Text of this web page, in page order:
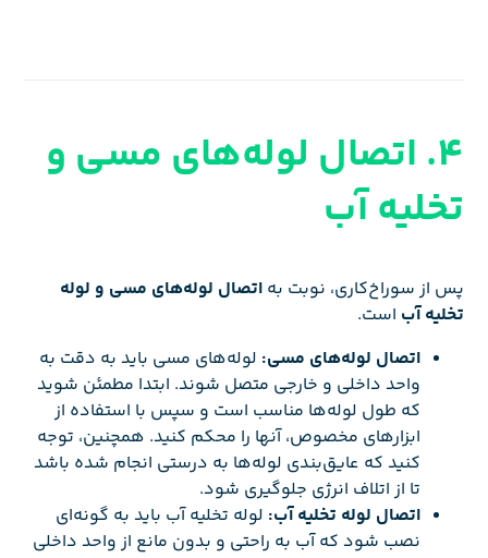
4. اتصال لوله‌های مسی و
تخلیه آب
پس از سوراخ‌کاری، نوبت بهاتصال لوله‌های مسی و لوله
تخلیه آب است.
اتصال لوله‌های مسی: لوله‌های مسی باید به دقت به
واحد داخلی و خارجی متصل شوند. ابتدا مطمئن شوید
که طول لوله‌ها مناسب است و سپس با استفاده از
ابزارهای مخصوص، آنها را محکم کنید. همچنین، توجه
کنید که عایق‌بندی لوله‌ها به درستی انجام شده باشد
تا از اتلاف انرژی جلوگیری شود.
اتصال لوله تخلیه آب: لوله تخلیه آب باید به گونه‌ای
نصب شود که آب به راحتی و بدون مانع از واحد داخلی